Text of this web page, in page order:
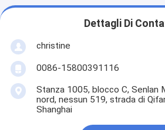
Dettagli Di
christine
0086-15800391116
Stanza 1005, blocco C, Senlan
nord, nessun 519, strada di
Shanghai